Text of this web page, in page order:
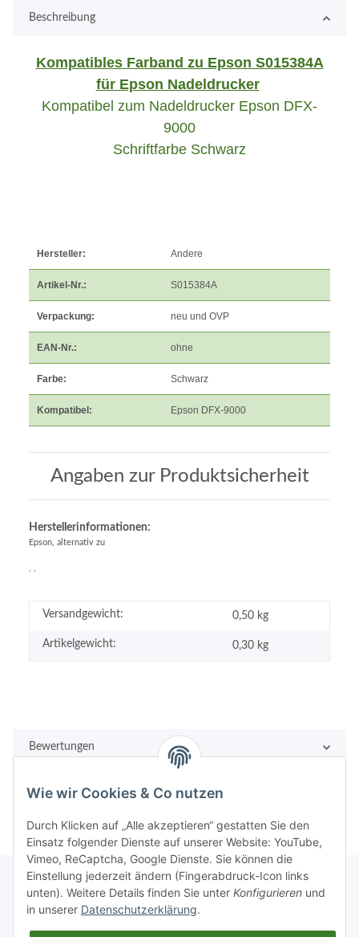
Beschreibung
Kompatibles Farband zu Epson S015384A
für Epson Nadeldrucker
Kompatibel zum Nadeldrucker Epson DFX-
9000
Schriftfarbe Schwarz
Hersteller: Andere
Artikel-Nr.: S015384A
Verpackung: neu und OVP
EAN-Nr.: ohne
Farbe: Schwarz
Kompatibel: Epson DFX-9000
Angaben zur Produktsicherheit
Herstellerinformationen:
Epson, alternativ zu
Versandgewicht: 0,50 kg
Artikelgewicht: 0,30 kg
Bewertungen
Rechtliches
Wie wir Cookies & Co nutzen
Durch Klicken auf „Alle akzeptieren“ gestatten Sie den
Einsatz folgender Dienste auf unserer Website: YouTube,
Vimeo, ReCaptcha, Google Dienste. Sie können die
Einstellung jederzeit ändern (Fingerabdruck-Icon links
unten). Weitere Details finden Sie unter Konfigurieren und
in unserer Datenschutzerklärung.